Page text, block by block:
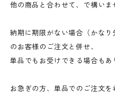
他の商品と合わせて、で構いま
納期に期限がない場合（かな
のお客様のご注文と併せ、
単品でもお受けできる場合もあ
お急ぎの方、単品でのご注文